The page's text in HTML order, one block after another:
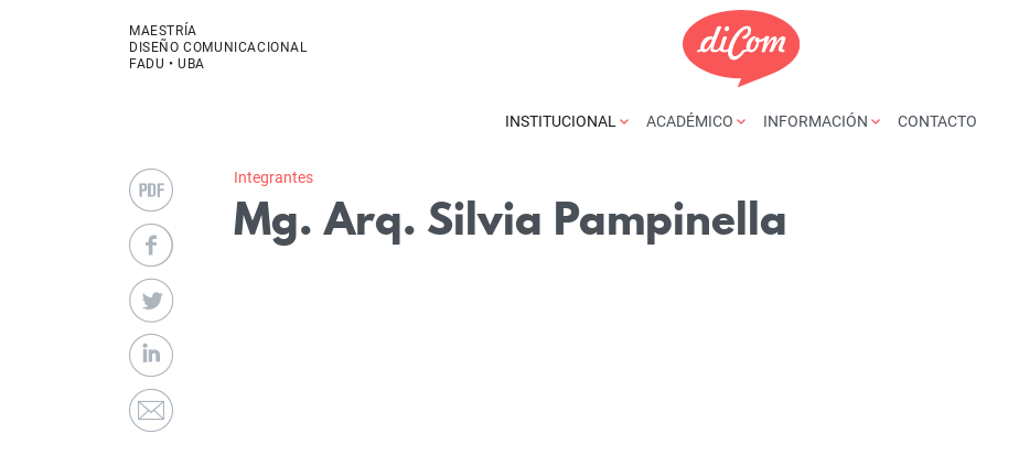
MAESTRÍA
DISEÑO COMUNICACIONAL
FADU • UBA
INSTITUCIONAL ACADÉMICO INFORMACIÓN CONTACTO
Integrantes
Mg. Arq. Silvia Pampinella